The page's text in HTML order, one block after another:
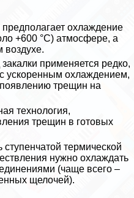
охлаждение
+600 °С) атмосфере, а
воздухе.
применяется редко,
ускоренным охлаждением,
появлению трещин на
технология,
трещин в готовых
термической
нужно охлаждать
(чаще всего –
щелочей).